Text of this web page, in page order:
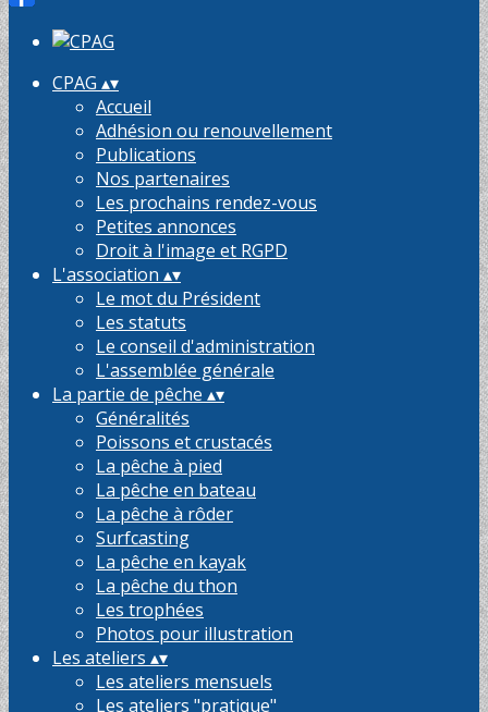
CPAG ▴▾
Accueil
Adhésion ou renouvellement
Publications
Nos partenaires
Les prochains rendez-vous
Petites annonces
Droit à l'image et RGPD
L'association ▴▾
Le mot du Président
Les statuts
Le conseil d'administration
L'assemblée générale
La partie de pêche ▴▾
Généralités
Poissons et crustacés
La pêche à pied
La pêche en bateau
La pêche à rôder
Surfcasting
La pêche en kayak
La pêche du thon
Les trophées
Photos pour illustration
Les ateliers ▴▾
Les ateliers mensuels
Les ateliers "pratique"